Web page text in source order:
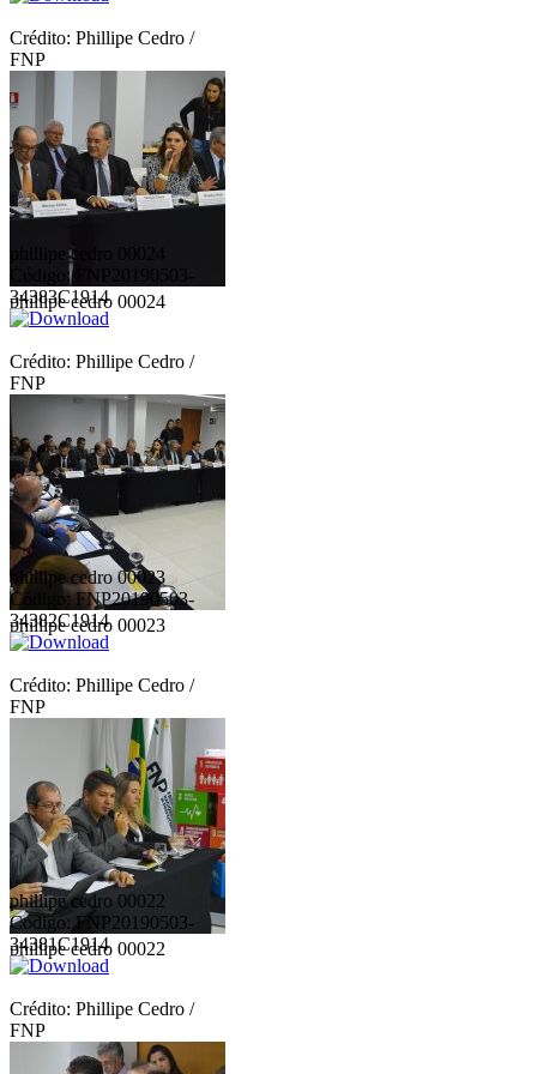
Crédito: Phillipe Cedro /
FNP
phillipe cedro 00024
phillipe cedro 00024
Código: FNP20190503-
34383C1914
Crédito: Phillipe Cedro /
FNP
phillipe cedro 00023
phillipe cedro 00023
Código: FNP20190503-
34382C1914
Crédito: Phillipe Cedro /
FNP
phillipe cedro 00022
phillipe cedro 00022
Código: FNP20190503-
34381C1914
Crédito: Phillipe Cedro /
FNP